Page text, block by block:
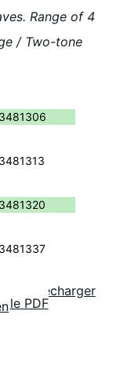
Range of 4
/ Two-tone
Télécharger
le PDF